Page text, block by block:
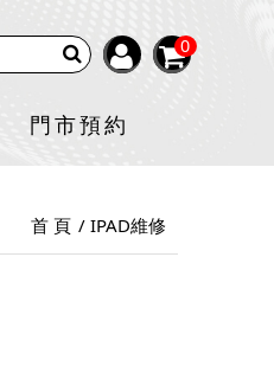
0
門市預約
首 頁 IPAD維修